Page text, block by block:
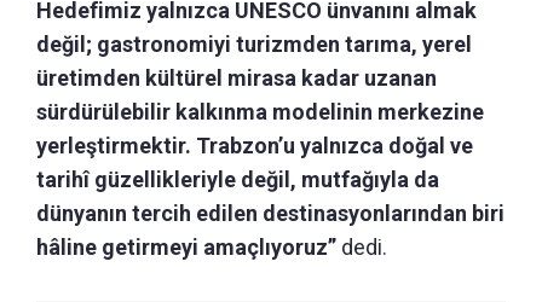
Hedefimiz yalnızca UNESCO ünvanını almak
değil; gastronomiyi turizmden tarıma, yerel
üretimden kültürel mirasa kadar uzanan
sürdürülebilir kalkınma modelinin merkezine
yerleştirmektir. Trabzon’u yalnızca doğal ve
tarihî güzellikleriyle değil, mutfağıyla da
dünyanın tercih edilen destinasyonlarından biri
hâline getirmeyi amaçlıyoruz” dedi.